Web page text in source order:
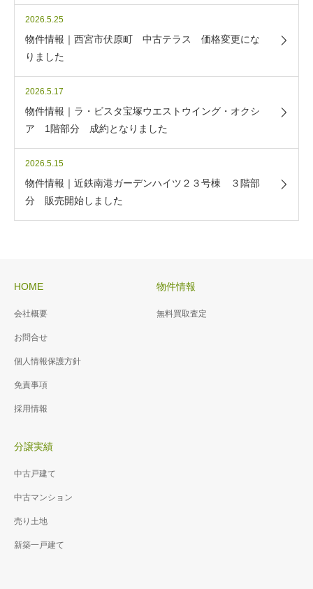
2026.5.25
物件情報｜西宮市伏原町 中古テラス 価格変更にな
りました
2026.5.17
物件情報｜ラ・ビスタ宝塚ウエストウイング・オクシ
ア 1階部分 成約となりました
2026.5.15
物件情報｜近鉄南港ガーデンハイツ２３号棟 ３階部
分 販売開始しました
HOME
会社概要
お問合せ
個人情報保護方針
免責事項
採用情報
物件情報
無料買取査定
分譲実績
中古戸建て
中古マンション
売り土地
新築一戸建て